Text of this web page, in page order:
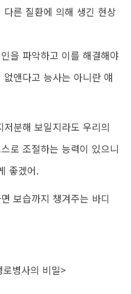
른 질환에 의해 생긴 현상
을 파악하고 이를 해결해야
앤다고 능사는 아니란 얘
분해 보일지라도 우리의
로 조절하는 능력이 있으니
좋겠어.
보습까지 챙겨주는 바디
병사의 비밀>